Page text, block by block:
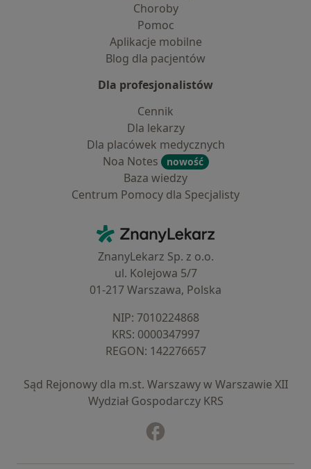
Choroby
Pomoc
Aplikacje mobilne
Blog dla pacjentów
Dla profesjonalistów
Cennik
Dla lekarzy
Dla placówek medycznych
Noa Notes
nowość
Baza wiedzy
Centrum Pomocy dla Specjalisty
ZnanyLekarz - Strona główna
ZnanyLekarz Sp. z o.o.
ul. Kolejowa 5/7
01-217 Warszawa, Polska
NIP: ⁠7010224868
KRS: ⁠0000347997
REGON: ⁠142276657
Sąd Rejonowy dla m.st. Warszawy w Warszawie XII
Wydział Gospodarczy KRS